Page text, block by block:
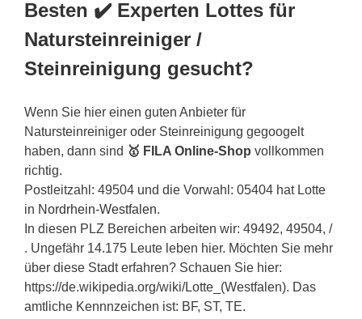
Besten ✔️ Experten Lottes für
Natursteinreiniger /
Steinreinigung gesucht?
Wenn Sie hier einen guten Anbieter für
Natursteinreiniger oder Steinreinigung gegoogelt
haben, dann sind 🥇 FILA Online-Shop vollkommen
richtig.
Postleitzahl: 49504 und die Vorwahl: 05404 hat Lotte
in Nordrhein-Westfalen.
In diesen PLZ Bereichen arbeiten wir: 49492, 49504, /
. Ungefähr 14.175 Leute leben hier. Möchten Sie mehr
über diese Stadt erfahren? Schauen Sie hier:
https://de.wikipedia.org/wiki/Lotte_(Westfalen). Das
amtliche Kennnzeichen ist: BF, ST, TE.